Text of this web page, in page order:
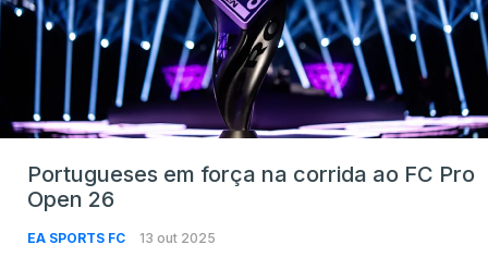
Portugueses em força na corrida ao FC Pro
Open 26
EA SPORTS FC 13 out 2025